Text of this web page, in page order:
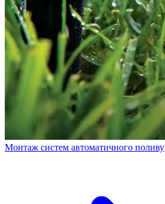
Монтаж систем автоматичного поливу